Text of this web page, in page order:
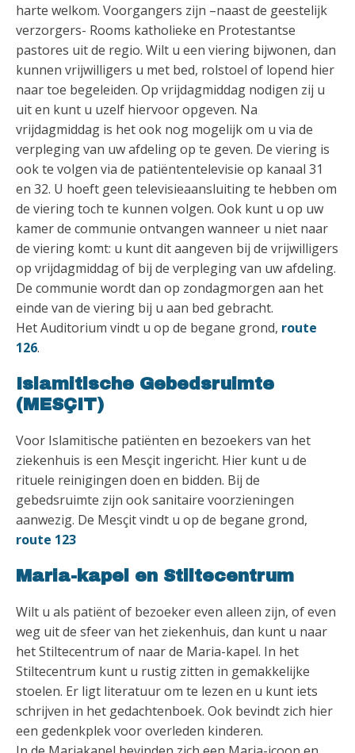
harte welkom. Voorgangers zijn –naast de geestelijk
verzorgers- Rooms katholieke en Protestantse
pastores uit de regio. Wilt u een viering bijwonen, dan
kunnen vrijwilligers u met bed, rolstoel of lopend hier
naar toe begeleiden. Op vrijdagmiddag nodigen zij u
uit en kunt u uzelf hiervoor opgeven. Na
vrijdagmiddag is het ook nog mogelijk om u via de
verpleging van uw afdeling op te geven. De viering is
ook te volgen via de patiëntentelevisie op kanaal 31
en 32. U hoeft geen televisieaansluiting te hebben om
de viering toch te kunnen volgen. Ook kunt u op uw
kamer de communie ontvangen wanneer u niet naar
de viering komt: u kunt dit aangeven bij de vrijwilligers
op vrijdagmiddag of bij de verpleging van uw afdeling.
De communie wordt dan op zondagmorgen aan het
einde van de viering bij u aan bed gebracht.
Het Auditorium vindt u op de begane grond, route
126.
Islamitische Gebedsruimte
(MESÇIT)
Voor Islamitische patiënten en bezoekers van het
ziekenhuis is een Mesçit ingericht. Hier kunt u de
rituele reinigingen doen en bidden. Bij de
gebedsruimte zijn ook sanitaire voorzieningen
aanwezig. De Mesçit vindt u op de begane grond,
route 123
Maria-kapel en Stiltecentrum
Wilt u als patiënt of bezoeker even alleen zijn, of even
weg uit de sfeer van het ziekenhuis, dan kunt u naar
het Stiltecentrum of naar de Maria-kapel. In het
Stiltecentrum kunt u rustig zitten in gemakkelijke
stoelen. Er ligt literatuur om te lezen en u kunt iets
schrijven in het gedachtenboek. Ook bevindt zich hier
een gedenkplek voor overleden kinderen.